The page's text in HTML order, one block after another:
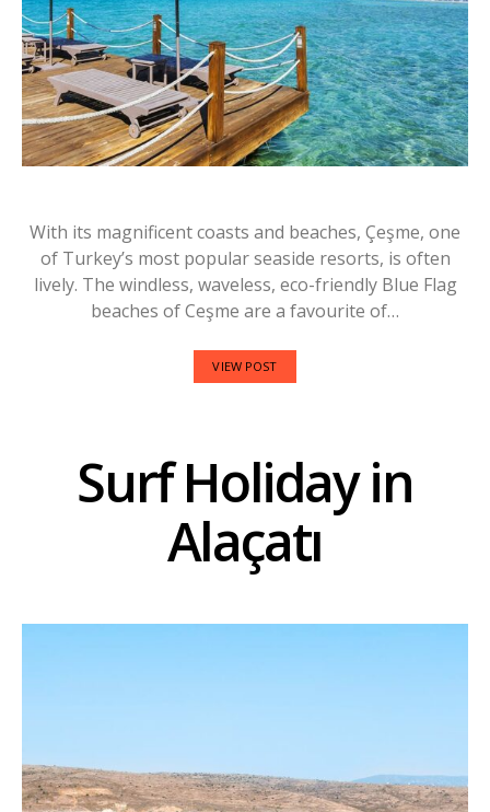
With its magnificent coasts and beaches, Çeşme, one
of Turkey’s most popular seaside resorts, is often
lively. The windless, waveless, eco-friendly Blue Flag
beaches of Ceşme are a favourite of…
VIEW POST
Surf Holiday in
Alaçatı